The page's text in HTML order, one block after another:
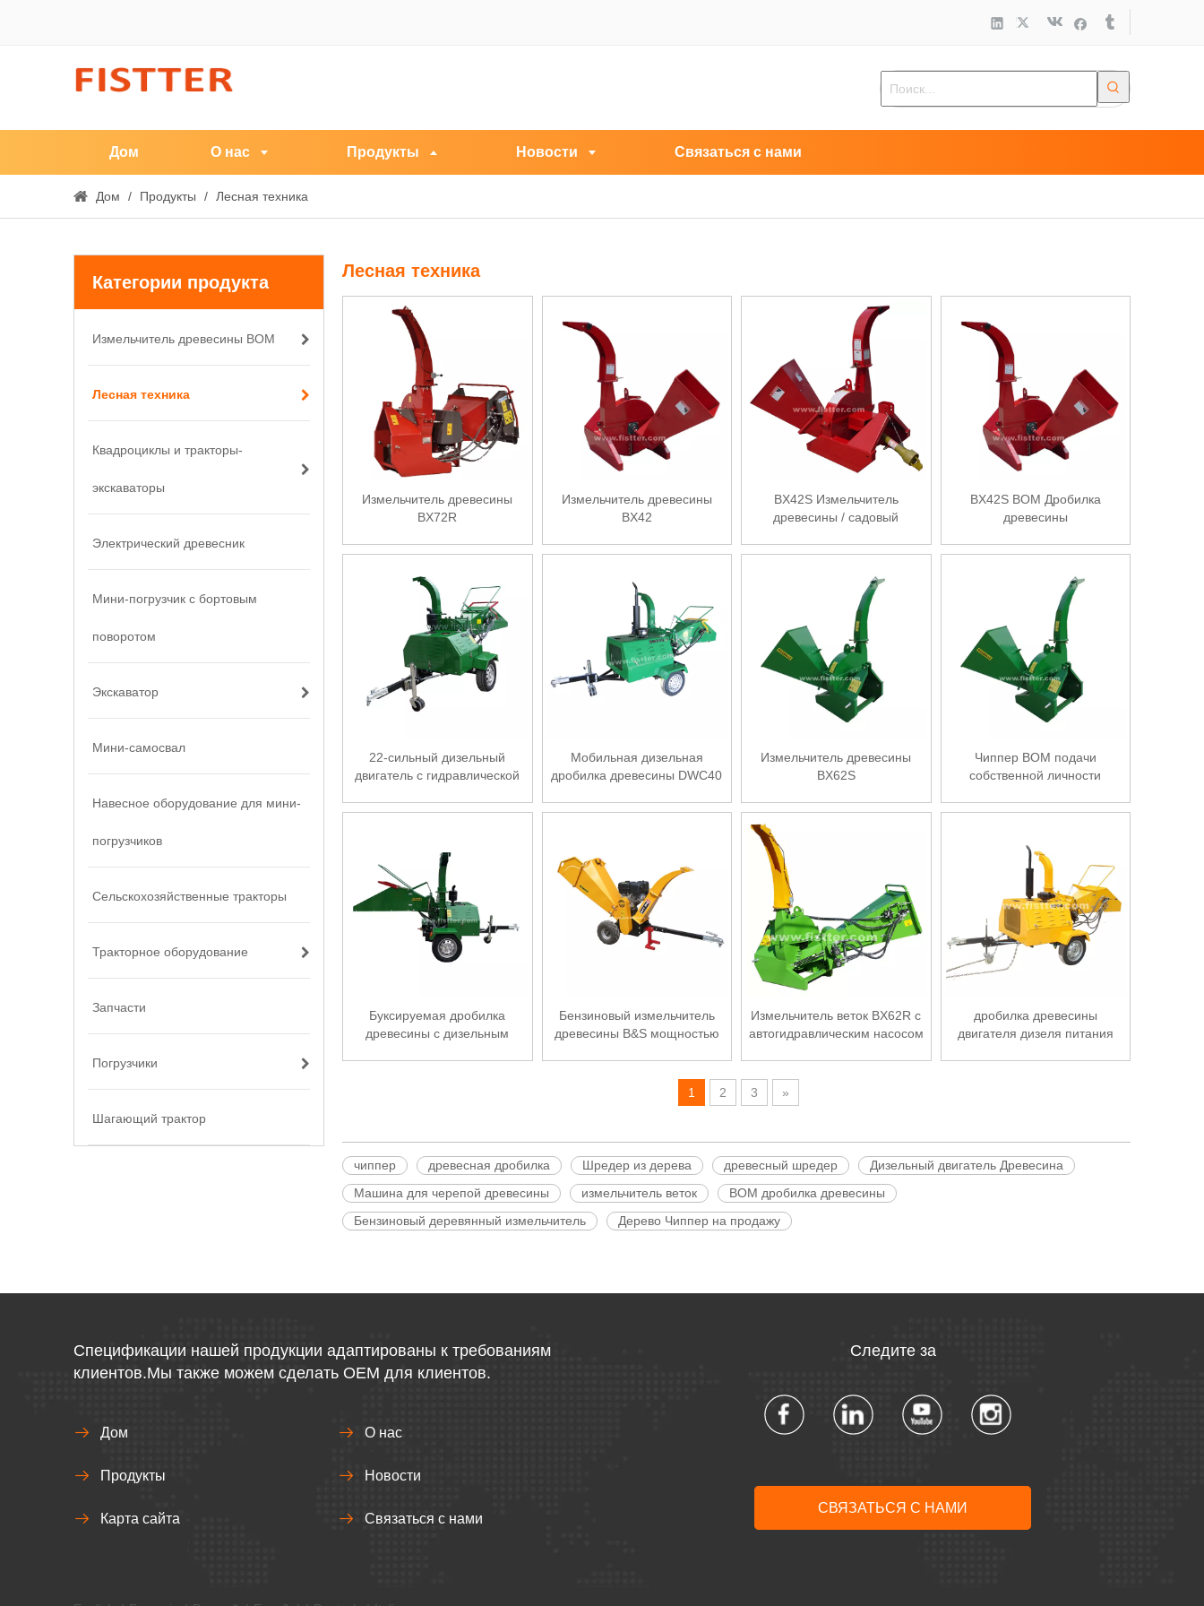
Дом О нас Продукты Новости Связаться с нами
Дом / Продукты / Лесная техника
Категории продукта
Измельчитель древесины ВОМ
Лесная техника
Квадроциклы и тракторы-
экскаваторы
Электрический древесник
Мини-погрузчик с бортовым
поворотом
Экскаватор
Мини-самосвал
Навесное оборудование для мини-
погрузчиков
Сельскохозяйственные тракторы
Тракторное оборудование
Запчасти
Погрузчики
Шагающий трактор
Лесная техника
Измельчитель древесины
BX72R
Измельчитель древесины
BX42
BX42S Измельчитель
древесины / садовый
BX42S ВОМ Дробилка
древесины
22-сильный дизельный
двигатель с гидравлической
дробилки древесины
Мобильная дизельная
дробилка древесины DWC40
Измельчитель древесины
BX62S
Чиппер ВОМ подачи
собственной личности
деревянный для трактора
Буксируемая дробилка
древесины с дизельным
Бензиновый измельчитель
древесины B&S мощностью
Измельчитель веток BX62R с
автогидравлическим насосом
дробилка древесины
двигателя дизеля питания
1 2 3 »
чиппер древесная дробилка Шредер из дерева древесный шредер
Дизельный двигатель Древесина
Машина для черепой древесины
измельчитель веток
ВОМ дробилка древесины
Бензиновый деревянный измельчитель
Дерево Чиппер на продажу
Спецификации нашей продукции адаптированы к требованиям
клиентов.Мы также можем сделать OEM для клиентов.
Дом О нас
Продукты Новости
Карта сайта Связаться с нами
Следите за
СВЯЗАТЬСЯ С НАМИ